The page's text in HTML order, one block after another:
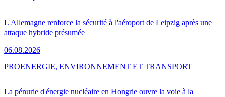
L'Allemagne renforce la sécurité à l'aéroport de Leipzig après une
attaque hybride présumée
06.08.2026
La pénurie d'énergie nucléaire en Hongrie ouvre la voie à la
PROENERGIE, ENVIRONNEMENT ET TRANSPORT